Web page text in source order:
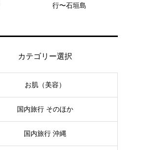
行〜石垣島
カテゴリー選択
お肌（美容）
国内旅行 そのほか
国内旅行 沖縄